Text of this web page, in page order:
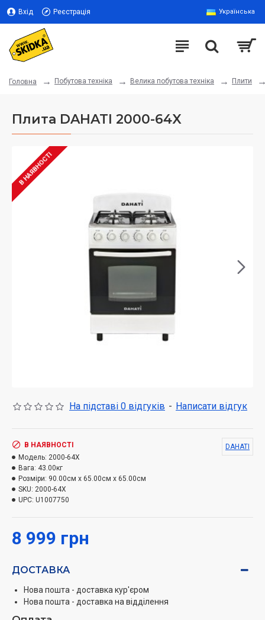
Вхід Реєстрація Українська
Головна Побутова техніка Велика побутова техніка Плити
Плита DAHATI 2000-64X
В НАЯВНОСТІ
На підставі 0 відгуків - Написати відгук
8 999 грн
В НАЯВНОСТІ
Модель: 2000-64X
Вага: 43.00кг
Розміри: 90.00см x 65.00см x 65.00см
SKU: 2000-64X
UPC: U1007750
DAHATI
ДОСТАВКА
Нова пошта - доставка кур'єром
Нова пошта - доставка на відділення